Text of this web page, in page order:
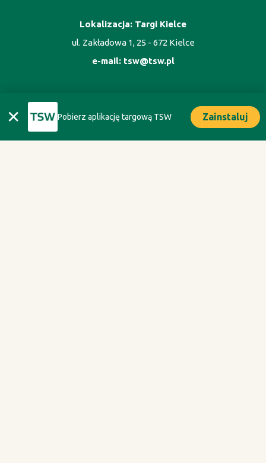
✕ Pobierz aplikację targową TSW Zainstaluj
Lokalizacja: Targi Kielce
ul. Zakładowa 1, 25 - 672 Kielce
e-mail: tsw@tsw.pl